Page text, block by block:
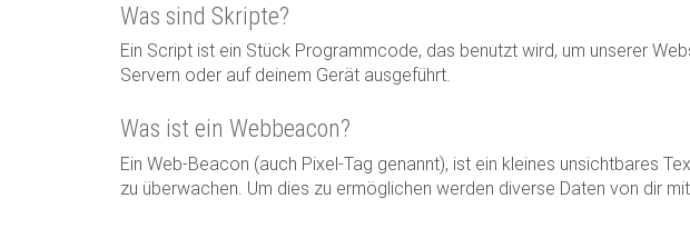
Was sind Skripte?
Ein Script ist ein Stück Programmcode, das benutzt wird, um unserer
Servern oder auf deinem Gerät ausgeführt.
Was ist ein Webbeacon?
Ein Web-Beacon (auch Pixel-Tag genannt), ist ein kleines unsichtbares
zu überwachen. Um dies zu ermöglichen werden diverse Daten von dir